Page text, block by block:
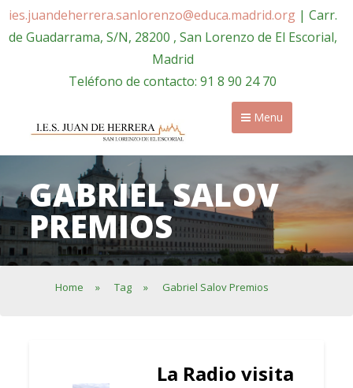
ies.juandeherrera.sanlorenzo@educa.madrid.org| Carr.
de Guadarrama, S/N, 28200 , San Lorenzo de El Escorial,
Madrid
Teléfono de contacto: 91 8 90 24 70
Menu
GABRIEL SALOV
PREMIOS
Home » Tag » Gabriel Salov Premios
La Radio visita